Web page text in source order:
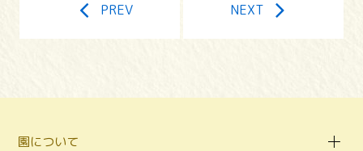
PREV NEXT
園について